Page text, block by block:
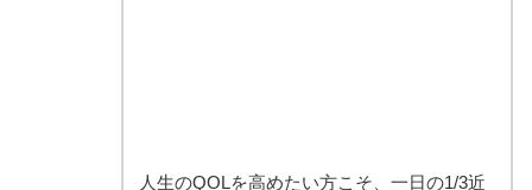
人生のQOLを高めたい方こそ、一日の1/3近